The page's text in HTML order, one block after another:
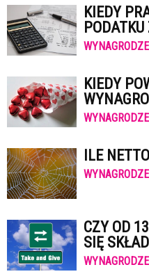
KIEDY
KIEDY
ILE
CZY OD
SIĘ